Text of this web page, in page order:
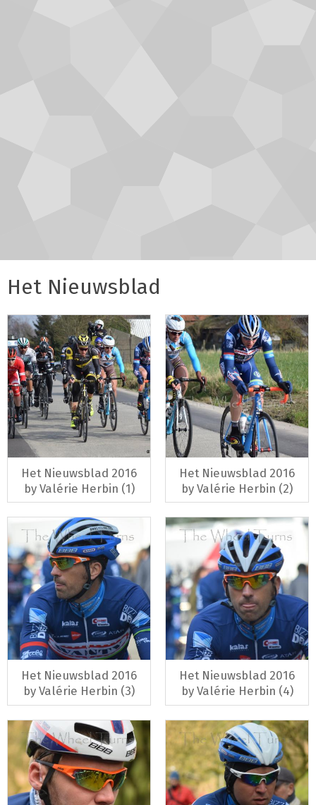
Het Nieuwsblad
Het Nieuwsblad 2016
by Valérie Herbin (1)
Het Nieuwsblad 2016
by Valérie Herbin (2)
Het Nieuwsblad 2016
by Valérie Herbin (3)
Het Nieuwsblad 2016
by Valérie Herbin (4)